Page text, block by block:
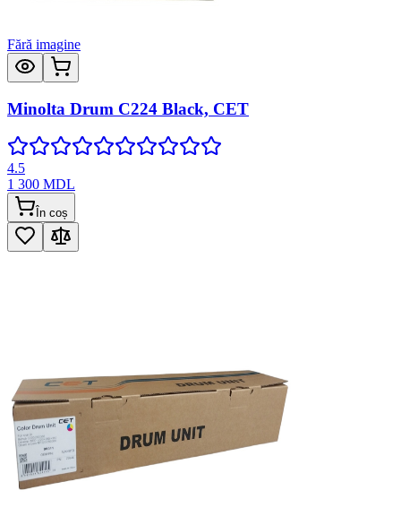
Fără imagine
Minolta Drum C224 Black, CET
4.5
1 300 MDL
În coș